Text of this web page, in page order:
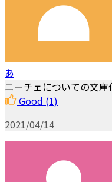
あ
ニーチェについての文
Good (1)
2021/04/14